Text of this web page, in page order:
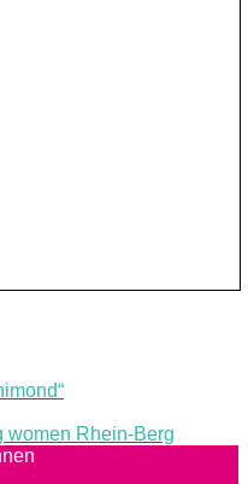
women Rhein-Berg